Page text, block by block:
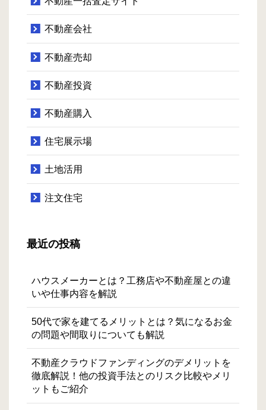
不動産会社
不動産売却
不動産投資
不動産購入
住宅展示場
土地活用
注文住宅
最近の投稿
ハウスメーカーとは？工務店や不動産屋との違
いや仕事内容を解説
50代で家を建てるメリットとは？気になるお金
の問題や間取りについても解説
不動産クラウドファンディングのデメリットを
徹底解説！他の投資手法とのリスク比較やメリ
ットもご紹介